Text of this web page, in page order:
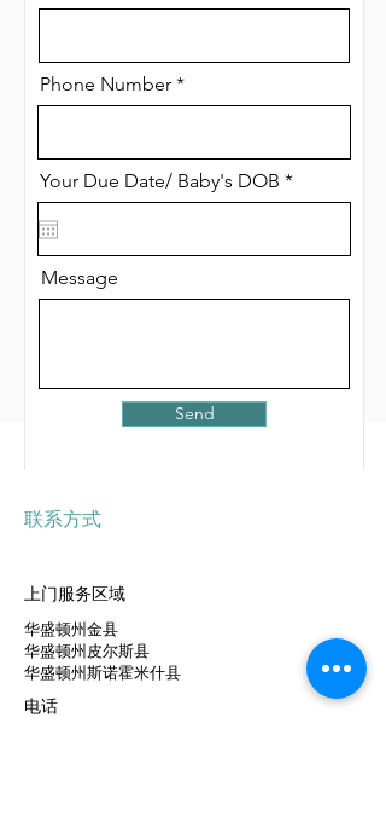
Phone Number
Your Due Date/ Baby's DOB *r
e
i
e
Message
Send
联系方式
上门服务区域
华盛顿州金县
华盛顿州皮尔斯县
华盛顿州斯诺霍米什县
电话